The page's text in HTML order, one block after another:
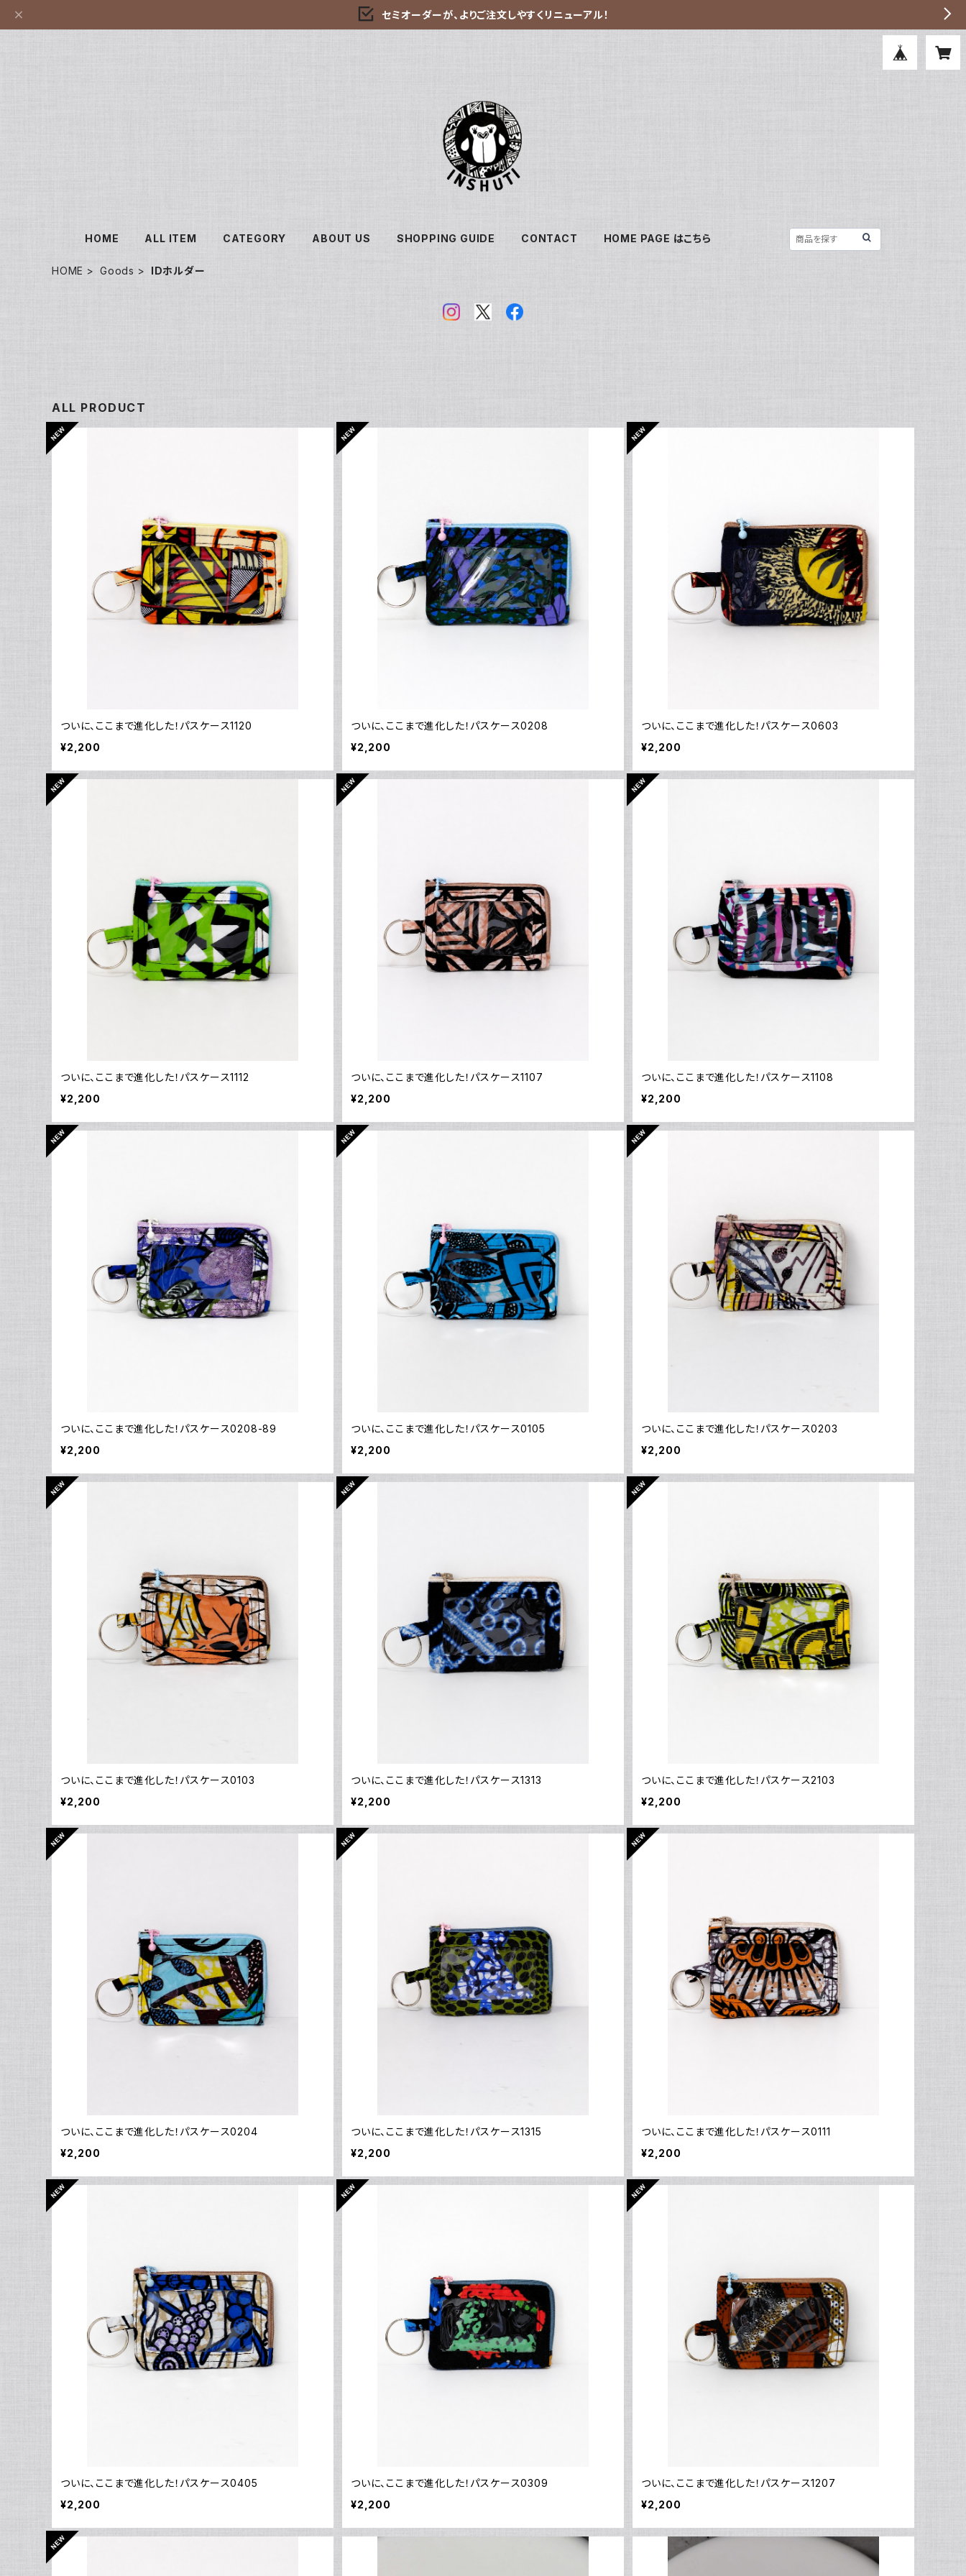
セミオーダーが、よりご注文しやすくリニューアル！
HOME ALL ITEM CATEGORY ABOUT US SHOPPING GUIDE CONTACT HOME PAGE はこちら
HOME Goods IDホルダー
ALL PRODUCT
ついに、ここまで進化した！パスケース1120
¥2,200
ついに、ここまで進化した！パスケース0208
¥2,200
ついに、ここまで進化した！パスケース0603
¥2,200
ついに、ここまで進化した！パスケース1112
¥2,200
ついに、ここまで進化した！パスケース1107
¥2,200
ついに、ここまで進化した！パスケース1108
¥2,200
ついに、ここまで進化した！パスケース0208-89
¥2,200
ついに、ここまで進化した！パスケース0105
¥2,200
ついに、ここまで進化した！パスケース0203
¥2,200
ついに、ここまで進化した！パスケース0103
¥2,200
ついに、ここまで進化した！パスケース1313
¥2,200
ついに、ここまで進化した！パスケース2103
¥2,200
ついに、ここまで進化した！パスケース0204
¥2,200
ついに、ここまで進化した！パスケース1315
¥2,200
ついに、ここまで進化した！パスケース0111
¥2,200
ついに、ここまで進化した！パスケース0405
¥2,200
ついに、ここまで進化した！パスケース0309
¥2,200
ついに、ここまで進化した！パスケース1207
¥2,200